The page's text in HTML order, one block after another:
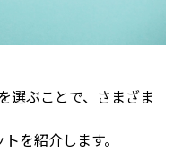
選ぶことで、さまざま
を紹介します。